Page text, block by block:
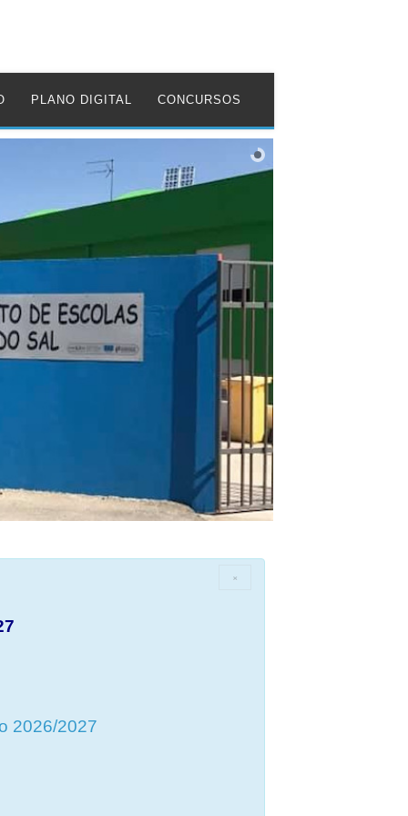
PLANO DIGITAL CONCURSOS
×
2026/2027